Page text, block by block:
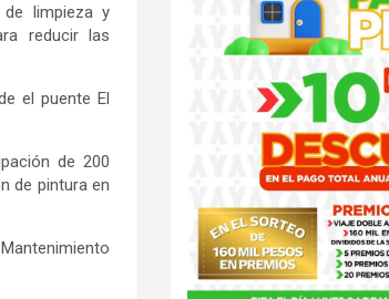
limpieza y
reducir las
el puenteEl
de 200
de pintura en
Mantenimiento